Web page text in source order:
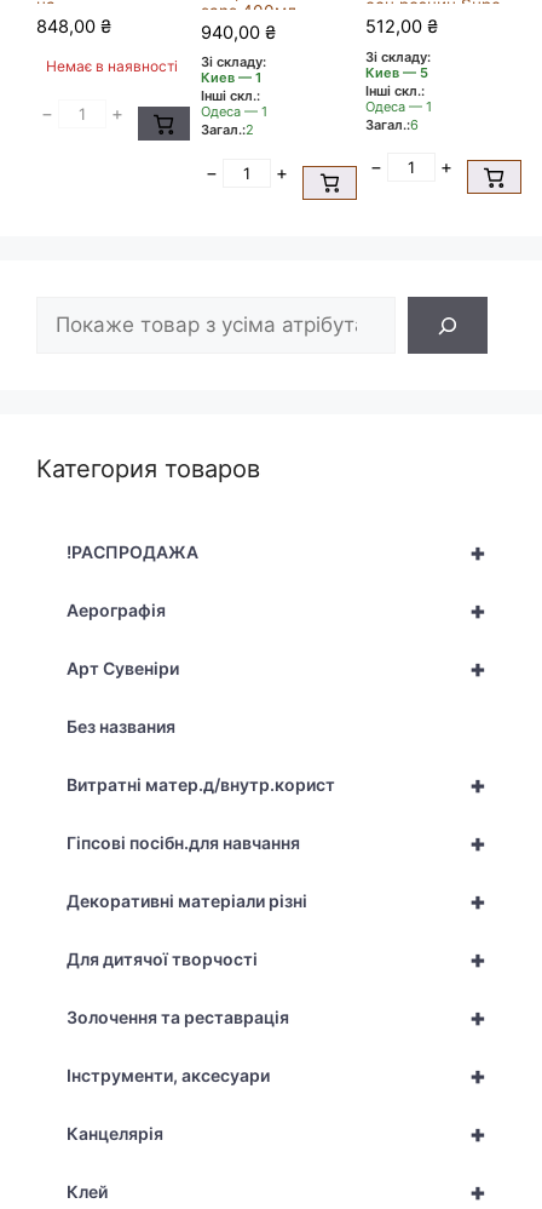
на
осн.розчин.Supe
400мл
848,00 ₴
Немає в наявності
− +
sans 400мл
ДАМАРНИЙ
ГЛЯНЦЕВИЙ
940,00 ₴
Зі складу:
Киев — 1
Інші скл.:
Одеса — 1
Загал.:2
− +
осн.розчин.Supe
rfine Pebeo
ГЛЯНЦЕВИЙ
512,00 ₴
Зі складу:
Киев — 5
Інші скл.:
Одеса — 1
Загал.:6
− +
Пошук
Категория товаров
+
!РАСПРОДАЖА
+
Аерографія
+
Арт Сувеніри
Без названия
+
Витратні матер.д/внутр.корист
+
Гіпсові посібн.для навчання
+
Декоративні матеріали різні
+
Для дитячої творчості
+
Золочення та реставрація
+
Інструменти, аксесуари
+
Канцелярія
+
Клей